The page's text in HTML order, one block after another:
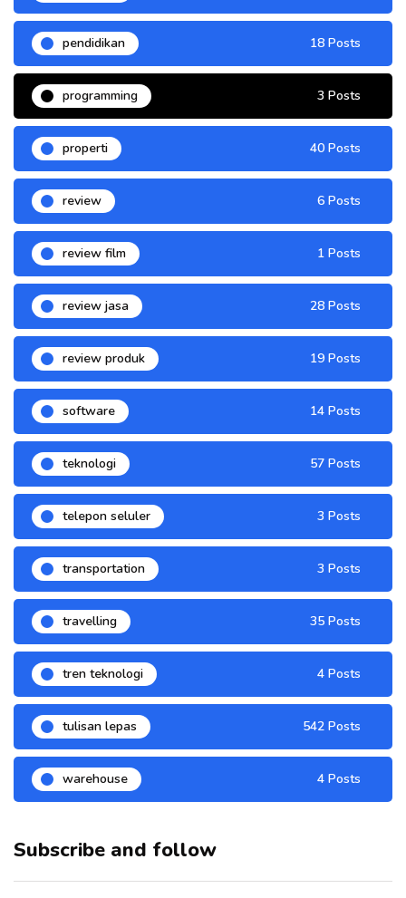
pendidikan 18 Posts
programming 3 Posts
properti 40 Posts
review 6 Posts
review film 1 Posts
review jasa 28 Posts
review produk 19 Posts
software 14 Posts
teknologi 57 Posts
telepon seluler 3 Posts
transportation 3 Posts
travelling 35 Posts
tren teknologi 4 Posts
tulisan lepas 542 Posts
warehouse 4 Posts
Subscribe and follow